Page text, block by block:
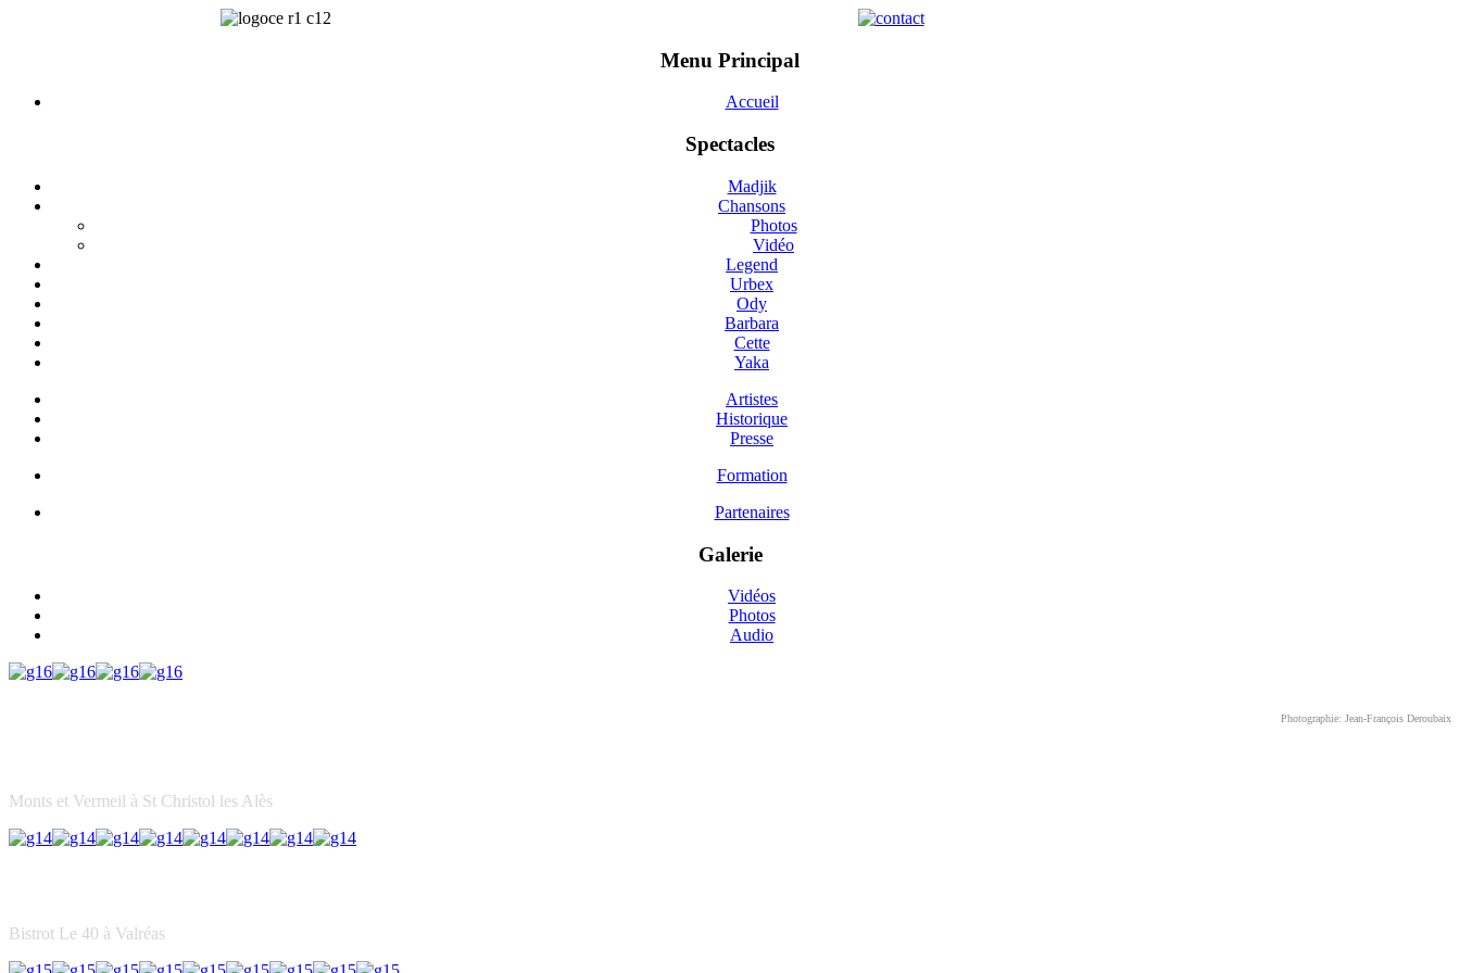
Menu Principal
Accueil
Spectacles
Madjik
Chansons
Photos
Vidéo
Legend
Urbex
Ody
Barbara
Cette
Yaka
Artistes
Historique
Presse
Formation
Partenaires
Galerie
Vidéos
Photos
Audio
Photographie: Jean-François Deroubaix
Monts et Vermeil à St Christol les Alès
Bistrot Le 40 à Valréas